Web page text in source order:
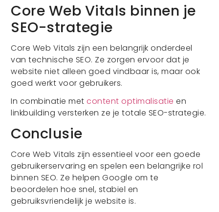
Core Web Vitals binnen je
SEO-strategie
Core Web Vitals zijn een belangrijk onderdeel
van technische SEO. Ze zorgen ervoor dat je
website niet alleen goed vindbaar is, maar ook
goed werkt voor gebruikers.
In combinatie metcontent optimalisatie en
linkbuilding versterken ze je totale SEO-strategie.
Conclusie
Core Web Vitals zijn essentieel voor een goede
gebruikerservaring en spelen een belangrijke rol
binnen SEO. Ze helpen Google om te
beoordelen hoe snel, stabiel en
gebruiksvriendelijk je website is.